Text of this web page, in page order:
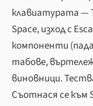
клавиатурата —
Space, изход с
компоненти
табове,
виновници.
Съотнася се към